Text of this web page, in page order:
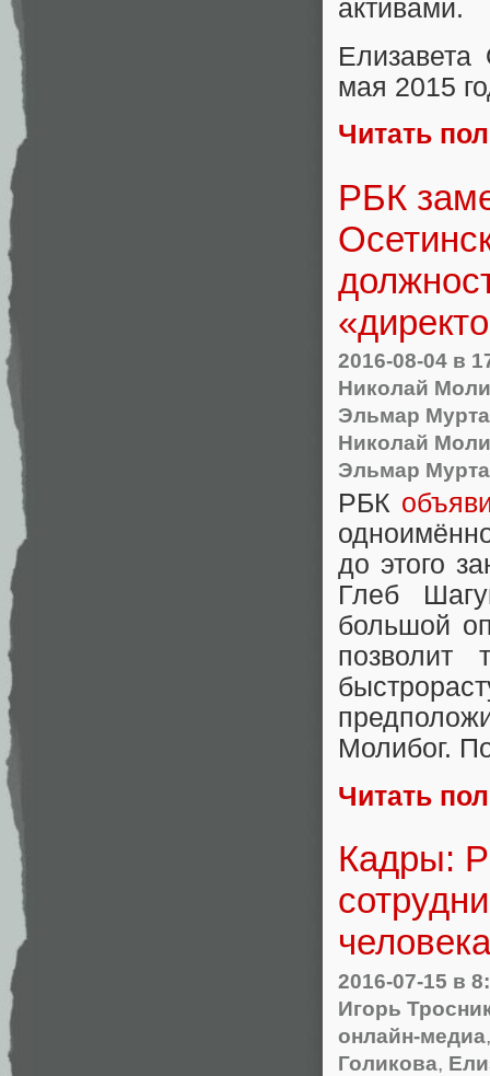
активами.
мая 2015
Читать
РБК
2016-08-04 в
Николай
Эльмар
Николай
Эльмар
РБК
до этого
Глеб
большой
позволит
Молибог.
Читать
Кадры:
человека
2016-07-15 в
Игорь
онлайн-медиа
Голикова,